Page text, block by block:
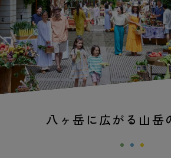
八ヶ岳に広がる山岳